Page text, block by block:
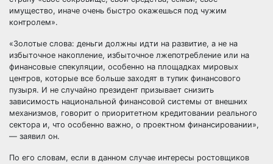
имущество, иначе очень быстро окажешься под чужим
контролем».
«Золотые слова: деньги должны идти на развитие, а не на
избыточное накопление, избыточное лжепотребление или на
финансовые спекуляции, особенно на площадках мировых
центров, которые все больше заходят в тупик финансового
пузыря. И не случайно президент призывает снизить
зависимость национальной финансовой системы от внешних
механизмов, говорит о приоритетном кредитовании реального
сектора и, что особенно важно, о проектном финансировании»,
— заявил он.
По его словам, если в данном случае интересы ростовщиков